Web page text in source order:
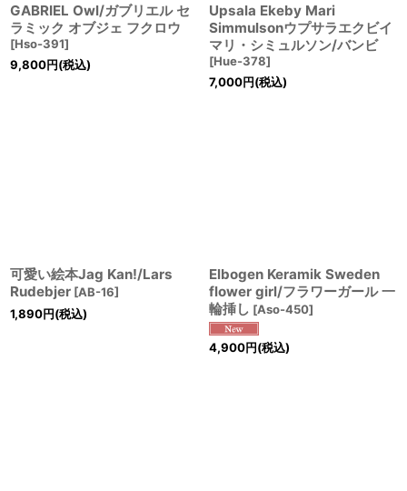
GABRIEL Owl/ガブリエル セ
ラミック オブジェ フクロウ
[Hso-391]
9,800円(税込)
Upsala Ekeby Mari
Simmulsonウプサラエクビイ
マリ・シミュルソン/バンビ
[Hue-378]
7,000円(税込)
可愛い絵本Jag Kan!/Lars
Rudebjer [AB-16]
1,890円(税込)
Elbogen Keramik Sweden
flower girl/フラワーガール 一
輪挿し [Aso-450]
4,900円(税込)